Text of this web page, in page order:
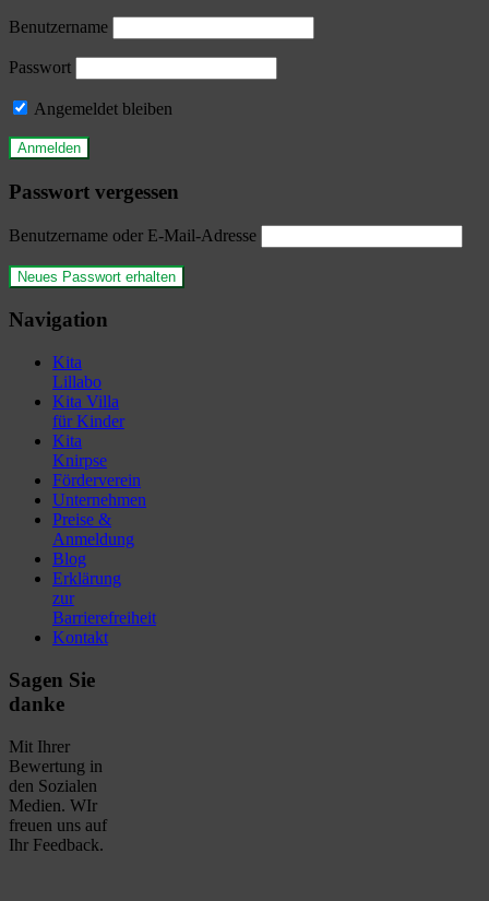
Benutzername
Passwort
Angemeldet bleiben
Passwort vergessen
Benutzername oder E-Mail-Adresse
Navigation
Kita
Lillabo
Kita Villa
für Kinder
Kita
Knirpse
Förderverein
Unternehmen
Preise &
Anmeldung
Blog
Erklärung
zur
Barrierefreiheit
Kontakt
Sagen Sie
danke
Mit Ihrer
Bewertung in
den Sozialen
Medien. WIr
freuen uns auf
Ihr Feedback.